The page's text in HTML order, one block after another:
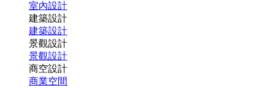
室內設計
建築設計
建築設計
景觀設計
景觀設計
商空設計
商業空間